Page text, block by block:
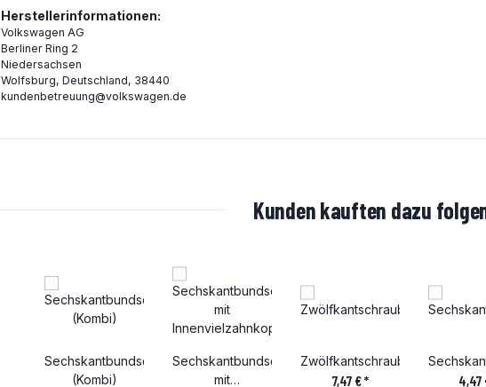
Herstellerinformationen:
Volkswagen AG
Berliner Ring 2
Niedersachsen
Wolfsburg, Deutschland, 38440
kundenbetreuung@volkswagen.de
Kunden kauften dazu
Sechskantbundschraube
(Kombi)
Sechskantbundschraube
mit
Zwölfkantschraube
7,47 €* 4,47